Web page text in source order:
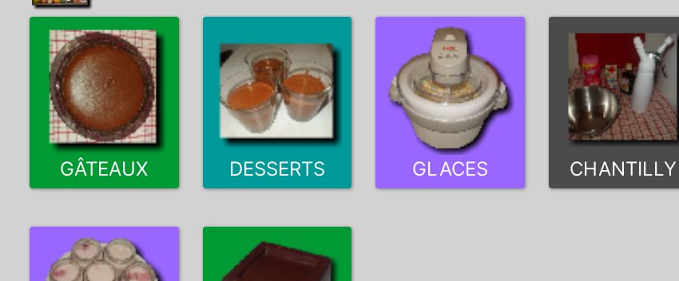
GÂTEAUX DESSERTS GLACES CHANTILLY